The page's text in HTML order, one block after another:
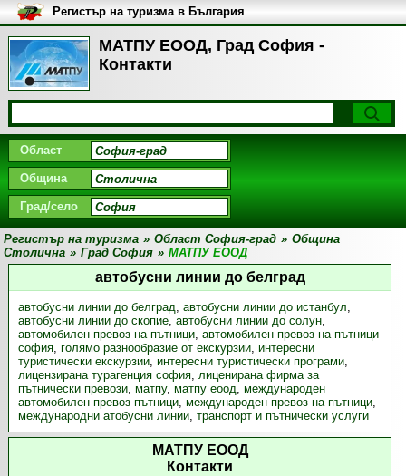
МАТПУ ЕООД, Град София -
Контакти
Регистър на туризма в България
Област
Община
Град/село
Регистър на туризма » Област София-град » Община
Столична » Град София » МАТПУ ЕООД
автобусни линии до белград
автобусни линии до белград, автобусни линии до истанбул,
автобусни линии до скопие, автобусни линии до солун,
автомобилен превоз на пътници, автомобилен превоз на пътници
софия, голямо разнообразие от екскурзии, интересни
туристически екскурзии, интересни туристически програми,
лицензирана турагенция софия, лиценирана фирма за
пътнически превози, матпу, матпу еоод, международен
автомобилен превоз пътници, международен превоз на пътници,
международни атобусни линии, транспорт и пътнически услуги
МАТПУ ЕООД
Контакти